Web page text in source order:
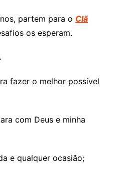
partem para o Clã
os esperam.
fazer o melhor possível
com Deus e minha
e qualquer ocasião;